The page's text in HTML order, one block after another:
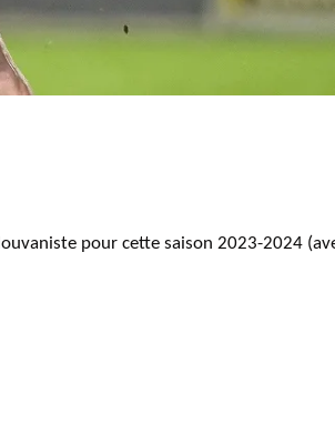
pour cette saison 2023-2024